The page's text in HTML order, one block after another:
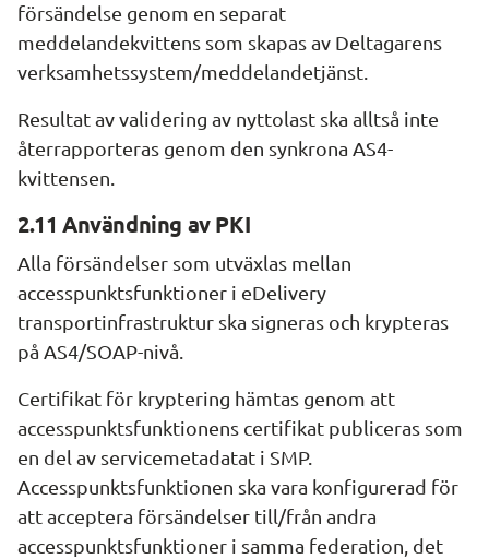
försändelse genom en separat
meddelandekvittens som skapas av Deltagarens
verksamhetssystem/meddelandetjänst.
Resultat av validering av nyttolast ska alltså inte
återrapporteras genom den synkrona AS4-
kvittensen.
2.11 Användning av PKI
Alla försändelser som utväxlas mellan
accesspunktsfunktioner i eDelivery
transportinfrastruktur ska signeras och krypteras
på AS4/SOAP-nivå.
Certifikat för kryptering hämtas genom att
accesspunktsfunktionens certifikat publiceras som
en del av servicemetadatat i SMP.
Accesspunktsfunktionen ska vara konfigurerad för
att acceptera försändelser till/från andra
accesspunktsfunktioner i samma federation, det